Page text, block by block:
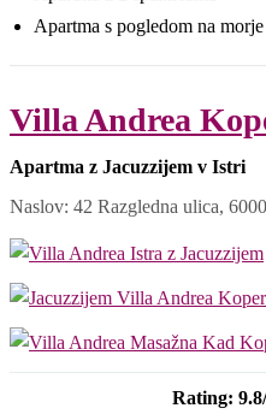
Apartma s pogledom na morje
Villa Andrea
Apartma z Jacuzzijem v Istri
Naslov: 42 Razgledna ulica,
Rating: